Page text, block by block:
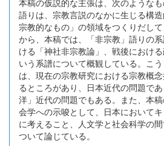
本稿の仮説的な主張は、次のようなも
語りは、宗教言説のなかに生じる構
宗教的なもの」の領域をつくりだし
から、本稿では、「非宗教」語りの
ける「神社非宗教論」、戦後におけ
いう系譜について概観している。こ
は、現在の宗教研究における宗教概
るところがあり、日本近代の問題で
洋」近代の問題でもある。また、本
会学への示唆として、日本において
に考えること、人文学と社会科学の
ついて論じている。